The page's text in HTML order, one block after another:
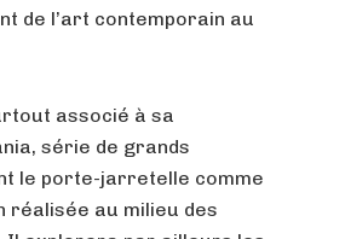
de l’art contemporain au
associé à sa
série de grands
le porte-jarretelle comme
réalisée au milieu des